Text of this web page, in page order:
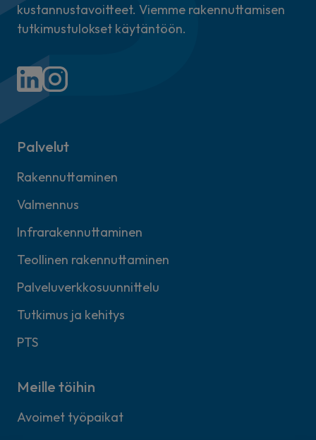
kustannustavoitteet. Viemme rakennuttamisen
tutkimustulokset käytäntöön.
Palvelut
Rakennuttaminen
Valmennus
Infrarakennuttaminen
Teollinen rakennuttaminen
Palveluverkkosuunnittelu
Tutkimus ja kehitys
PTS
Meille töihin
Avoimet työpaikat